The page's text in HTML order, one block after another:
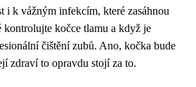
i k vážným infekcím, které zasáhnou
kontrolujte kočce tlamu a když je
čištění zubů. Ano, kočka bude
zdraví to opravdu stojí za to.